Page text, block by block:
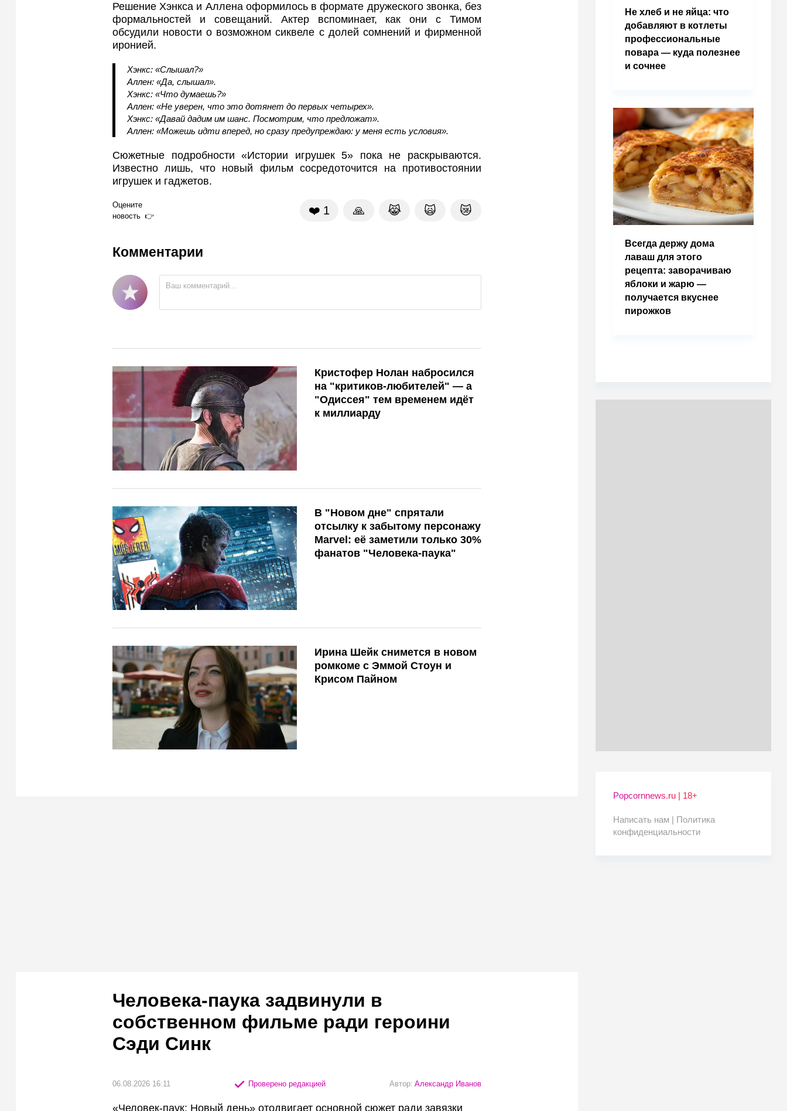
Решение Хэнкса и Аллена оформилось в формате дружеского звонка, без
формальностей и совещаний. Актер вспоминает, как они с Тимом
обсудили новости о возможном сиквеле с долей сомнений и фирменной
иронией.
Хэнкс: «Слышал?»
Аллен: «Да, слышал».
Хэнкс: «Что думаешь?»
Аллен: «Не уверен, что это дотянет до первых четырех».
Хэнкс: «Давай дадим им шанс. Посмотрим, что предложат».
Аллен: «Можешь идти вперед, но сразу предупреждаю: у меня есть условия».
Сюжетные подробности «Истории игрушек 5» пока не раскрываются.
Известно лишь, что новый фильм сосредоточится на противостоянии
игрушек и гаджетов.
Оцените
новость
❤️ 1 🙏 😹 🙀 😿
Комментарии
Кристофер Нолан набросился
на "критиков-любителей" — а
"Одиссея" тем временем идёт
к миллиарду
В "Новом дне" спрятали
отсылку к забытому персонажу
Marvel: её заметили только 30%
фанатов "Человека-паука"
Ирина Шейк снимется в новом
ромкоме с Эммой Стоун и
Крисом Пайном
Человека-паука задвинули в
собственном фильме ради героини
Сэди Синк
06.08.2026 16:11 Проверено редакцией Автор: Александр Иванов
«Человек-паук: Новый день» отодвигает основной сюжет ради завязки
Не хлеб и не яйца: что
добавляют в котлеты
профессиональные
повара — куда полезнее
и сочнее
Всегда держу дома
лаваш для этого
рецепта: заворачиваю
яблоки и жарю —
получается вкуснее
пирожков
Popcornnews.ru | 18+
Написать нам | Политика
конфиденциальности